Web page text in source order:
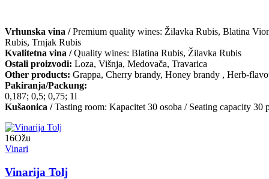
Vrhunska vina /Premium quality wines: Žilavka Rubis, Blatina
Rubis, Trnjak Rubis
Kvalitetna vina /Quality wines: Blatina Rubis, Žilavka Rubis
Ostali proizvodi: Loza, Višnja, Medovača, Travarica
Other products: Grappa, Cherry brandy, Honey brandy , Herb-
Pakiranja/Packung:
0,187; 0,5; 0,75; 1l
Kušaonica /Tasting room: Kapacitet 30 osoba / Seating capacity 30
16Ožu
Vinari
Vinarija Tolj